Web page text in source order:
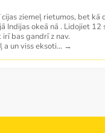
ziemeļ rietumos, bet kā
Indijas okeā nā . Lidojiet 12
bas gandrī z nav.
a un viss eksoti... →